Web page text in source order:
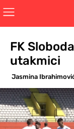
FK
utakmici
Jasmina